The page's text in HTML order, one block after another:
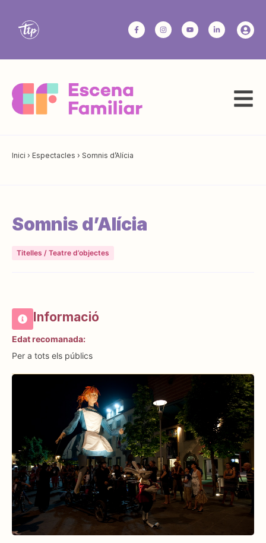
Inici › Espectacles › Somnis d’Alícia
Somnis d’Alícia
Titelles / Teatre d’objectes
Informació
Edat recomanada:
Per a tots els públics